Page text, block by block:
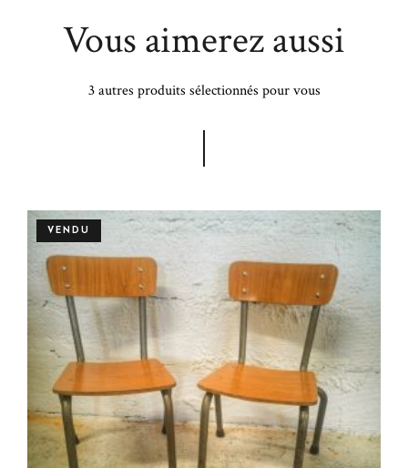
Vous aimerez aussi
3 autres produits sélectionnés pour vous
VENDU